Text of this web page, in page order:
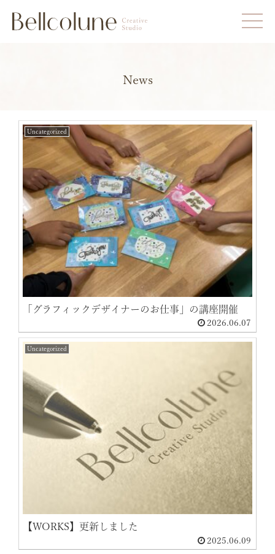
News
Uncategorized
「グラフィックデザイナーのお仕事」の講座開催
2026.06.07
Uncategorized
【WORKS】更新しました
2025.06.09